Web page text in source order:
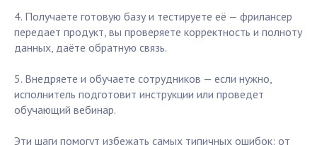
4. Получаете готовую базу и тестируете её — фрилансер
передает продукт, вы проверяете корректность и полноту
данных, даёте обратную связь.
5. Внедряете и обучаете сотрудников — если нужно,
исполнитель подготовит инструкции или проведет
обучающий вебинар.
Эти шаги помогут избежать самых типичных ошибок: от